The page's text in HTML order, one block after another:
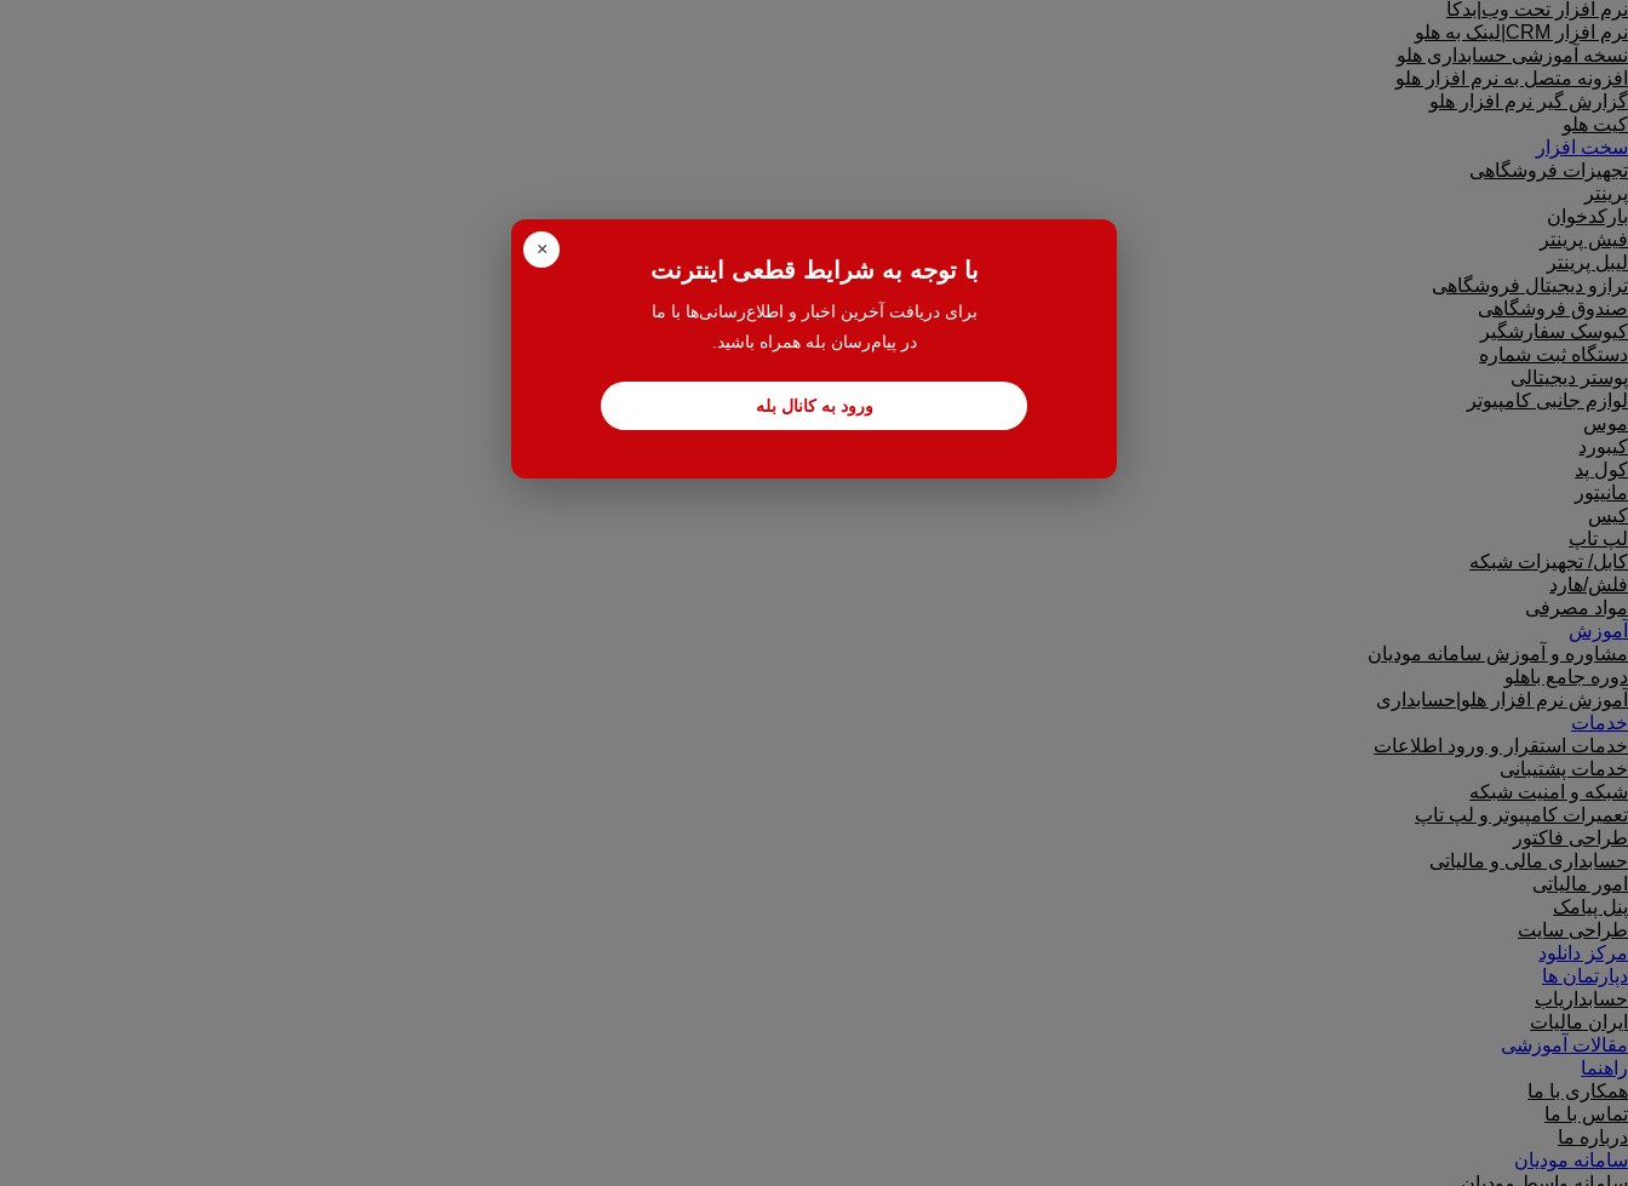
×
با توجه به شرایط قطعی اینترنت
برای دریافت آخرین اخبار و اطلاع‌رسانی‌ها با ما
در پیام‌رسان بله همراه باشید.
ورود به کانال بله
نرم افزار تحت وب|بدکا
نرم افزار CRM|لینک به هلو
نسخه آموزشی حسابداری هلو
افزونه متصل به نرم افزار هلو
گزارش گیر نرم افزار هلو
کیت هلو
سخت افزار
تجهیزات فروشگاهی
پرینتر
بارکدخوان
فیش پرینتر
لیبل پرینتر
ترازو دیجیتال فروشگاهی
صندوق فروشگاهی
کیوسک سفارشگیر
دستگاه ثبت شماره
پوستر دیجیتالی
لوازم جانبی کامپیوتر
موس
کیبورد
کول پد
مانیتور
کیس
لپ تاپ
کابل/ تجهیزات شبکه
فلش/هارد
مواد مصرفی
آموزش
مشاوره و آموزش سامانه مودیان
دوره جامع باهلو
آموزش نرم افزار هلو|حسابداری
خدمات
خدمات استقرار و ورود اطلاعات
خدمات پشتیبانی
شبکه و امنیت شبکه
تعمیرات کامپیوتر و لپ تاپ
طراحی فاکتور
حسابداری مالی و مالیاتی
امور مالیاتی
پنل پیامک
طراحی سایت
مرکز دانلود
دپارتمان ها
حسابداریاب
ایران مالیات
مقالات آموزشی
راهنما
همکاری با ما
تماس با ما
درباره ما
سامانه مودیان